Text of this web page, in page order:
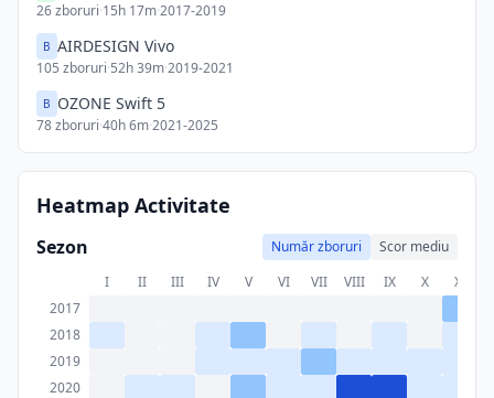
26zboruri·15h 17m·2017-2019
B AIRDESIGN Vivo
105 zboruri·52h 39m·2019-2021
B OZONE Swift 5
78zboruri·40h 6m·2021-2025
Heatmap Activitate
Sezon Număr zboruri
Scor mediu
I
II III IV V VI VII VIII IX X XI
2017
2018
2019
2020